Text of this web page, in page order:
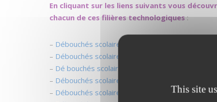
En cliquant sur les liens suivants vous
chacun de ces filières technologiques:
– Débouchés scolaires et professionnels avec un
– Débouchés scolaires et professionnels avec un
– Dé bouchés scolaires et professionnels avec un
– Débouchés scolaires et professionnels avec un
– Débouchés scolaires et professionnels avec un
This site